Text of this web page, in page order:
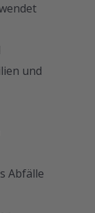
und
Abfälle